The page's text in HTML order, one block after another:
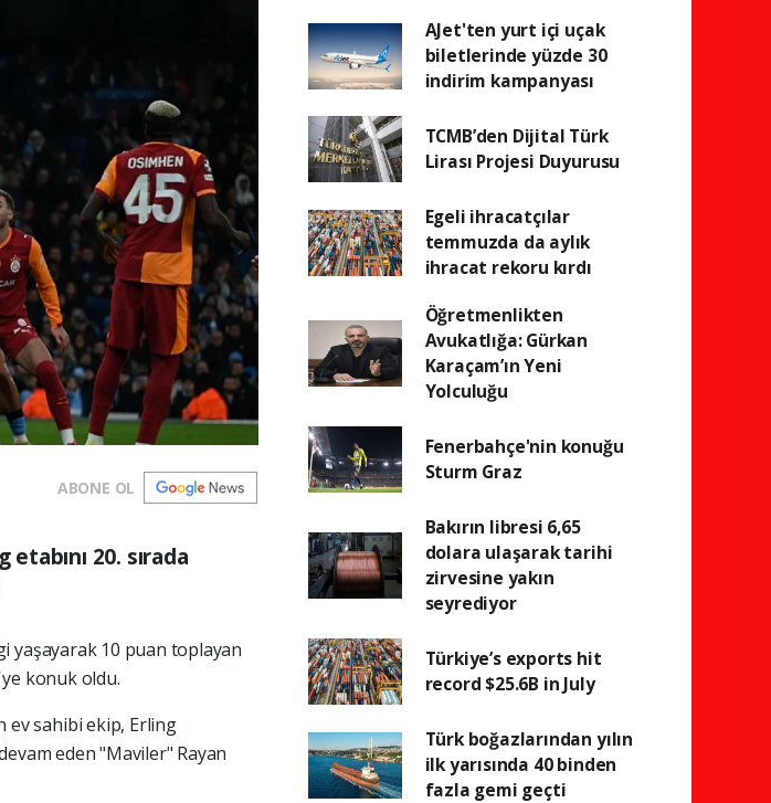
ABONE OL
20. sırada
yaşayarak 10 puan toplayan
konuk oldu.
ev sahibi ekip, Erling
eden "Maviler" Rayan
AJet'ten yurt içi uçak
biletlerinde yüzde 30
indirim kampanyası
TCMB’den Dijital Türk
Lirası Projesi Duyurusu
Egeli ihracatçılar
temmuzda da aylık
ihracat rekoru kırdı
Öğretmenlikten
Avukatlığa: Gürkan
Karaçam’ın Yeni
Yolculuğu
Fenerbahçe'nin konuğu
Sturm Graz
Bakırın libresi 6,65
dolara ulaşarak tarihi
zirvesine yakın
seyrediyor
Türkiye’s exports hit
record $25.6B in July
Türk boğazlarından yılın
ilk yarısında 40 binden
fazla gemi geçti